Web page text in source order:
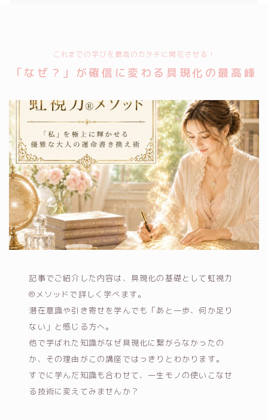
これまでの学びを最高のカタチに開花させる！
「なぜ？」が確信に変わる具現化の最高峰
記事でご紹介した内容は、具現化の基礎として虹視力
®メソッドで詳しく学べます。
潜在意識や引き寄せを学んでも「あと一歩、何か足り
ない」と感じる方へ。
他で学ばれた知識がなぜ具現化に繋がらなかったの
か、その理由がこの講座ではっきりとわかります。
すでに学んだ知識も合わせて、一生モノの使いこなせ
る技術に変えてみませんか？